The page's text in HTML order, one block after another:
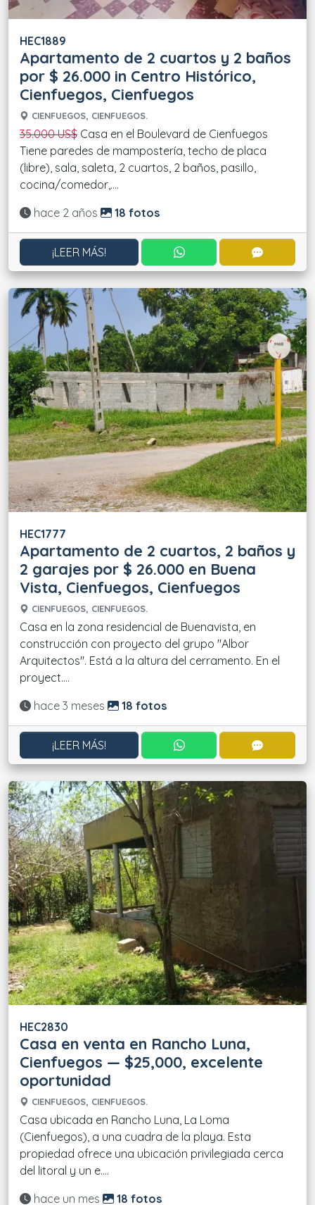
HEC1889
Apartamento de 2 cuartos y 2 baños
por $ 26.000 in Centro Histórico,
Cienfuegos, Cienfuegos
CIENFUEGOS, CIENFUEGOS.
35.000 US$ Casa en el Boulevard de Cienfuegos
Tiene paredes de mampostería, techo de placa
(libre), sala, saleta, 2 cuartos, 2 baños, pasillo,
cocina/comedor,....
Actualizado:
hace 2 años 18 fotos
¡LEER MÁS! CONTACTAR POR
HEC1777
Apartamento de 2 cuartos, 2 baños y
2 garajes por $ 26.000 en Buena
Vista, Cienfuegos, Cienfuegos
CIENFUEGOS, CIENFUEGOS.
Casa en la zona residencial de Buenavista, en
construcción con proyecto del grupo "Albor
Arquitectos". Está a la altura del cerramento. En el
proyect....
Actualizado:
hace 3 meses 18 fotos
¡LEER MÁS! CONTACTAR POR
HEC2830
Casa en venta en Rancho Luna,
Cienfuegos — $25,000, excelente
oportunidad
CIENFUEGOS, CIENFUEGOS.
Casa ubicada en Rancho Luna, La Loma
(Cienfuegos), a una cuadra de la playa. Esta
propiedad ofrece una ubicación privilegiada cerca
del litoral y un e....
Actualizado:
hace un mes 18 fotos